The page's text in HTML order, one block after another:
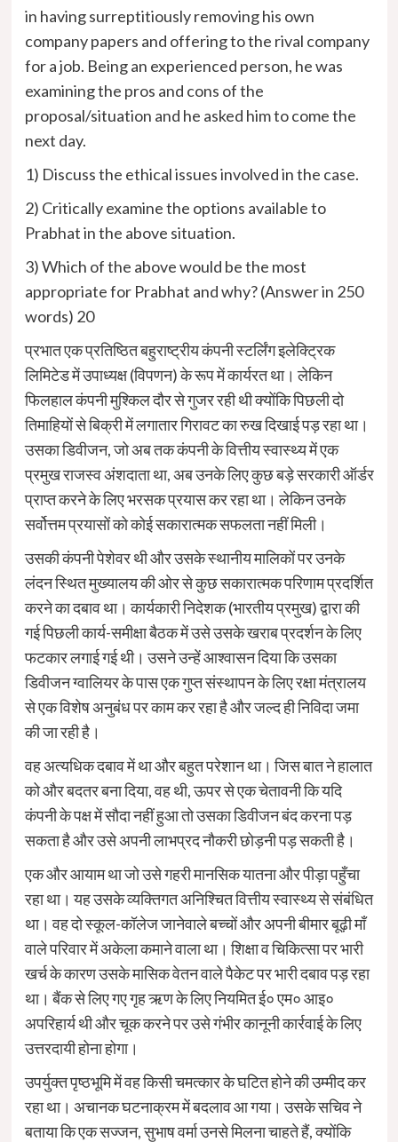
in having surreptitiously removing his own
company papers and offering to the rival company
for a job. Being an experienced person, he was
examining the pros and cons of the
proposal/situation and he asked him to come the
next day.
1) Discuss the ethical issues involved in the case.
2) Critically examine the options available to
Prabhat in the above situation.
3) Which of the above would be the most
appropriate for Prabhat and why? (Answer in 250
words) 20
प्रभात एक प्रतिष्ठित बहुराष्ट्रीय कंपनी स्टर्लिंग इलेक्ट्रिक
लिमिटेड में उपाध्यक्ष (विपणन) के रूप में कार्यरत था। लेकिन
फिलहाल कंपनी मुश्किल दौर से गुजर रही थी क्योंकि पिछली दो
तिमाहियों से बिक्री में लगातार गिरावट का रुख दिखाई पड़ रहा था।
उसका डिवीजन, जो अब तक कंपनी के वित्तीय स्वास्थ्य में एक
प्रमुख राजस्व अंशदाता था, अब उनके लिए कुछ बड़े सरकारी ऑर्डर
प्राप्त करने के लिए भरसक प्रयास कर रहा था। लेकिन उनके
सर्वोत्तम प्रयासों को कोई सकारात्मक सफलता नहीं मिली।
उसकी कंपनी पेशेवर थी और उसके स्थानीय मालिकों पर उनके
लंदन स्थित मुख्यालय की ओर से कुछ सकारात्मक परिणाम प्रदर्शित
करने का दबाव था। कार्यकारी निदेशक (भारतीय प्रमुख) द्वारा की
गई पिछली कार्य-समीक्षा बैठक में उसे उसके खराब प्रदर्शन के लिए
फटकार लगाई गई थी। उसने उन्हें आश्वासन दिया कि उसका
डिवीजन ग्वालियर के पास एक गुप्त संस्थापन के लिए रक्षा मंत्रालय
से एक विशेष अनुबंध पर काम कर रहा है और जल्द ही निविदा जमा
की जा रही है।
वह अत्यधिक दबाव में था और बहुत परेशान था। जिस बात ने हालात
को और बदतर बना दिया, वह थी, ऊपर से एक चेतावनी कि यदि
कंपनी के पक्ष में सौदा नहीं हुआ तो उसका डिवीजन बंद करना पड़
सकता है और उसे अपनी लाभप्रद नौकरी छोड़नी पड़ सकती है।
एक और आयाम था जो उसे गहरी मानसिक यातना और पीड़ा पहुँचा
रहा था। यह उसके व्यक्तिगत अनिश्चित वित्तीय स्वास्थ्य से संबंधित
था। वह दो स्कूल-कॉलेज जानेवाले बच्चों और अपनी बीमार बूढ़ी माँ
वाले परिवार में अकेला कमाने वाला था। शिक्षा व चिकित्सा पर भारी
खर्च के कारण उसके मासिक वेतन वाले पैकेट पर भारी दबाव पड़ रहा
था। बैंक से लिए गए गृह ऋण के लिए नियमित ई० एम० आइ०
अपरिहार्य थी और चूक करने पर उसे गंभीर कानूनी कार्रवाई के लिए
उत्तरदायी होना होगा।
उपर्युक्त पृष्ठभूमि में वह किसी चमत्कार के घटित होने की उम्मीद कर
रहा था। अचानक घटनाक्रम में बदलाव आ गया। उसके सचिव ने
बताया कि एक सज्जन, सुभाष वर्मा उनसे मिलना चाहते हैं, क्योंकि